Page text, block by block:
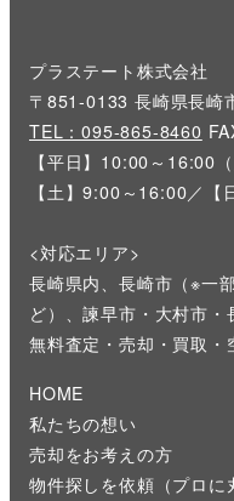
プラステート株式会社
〒851-0133 長崎県長崎
TEL：095-865-8460
【平日】10:00～16:00
【土】9:00～16:00／
<対応エリア>
長崎県内、長崎市（※一
ど）、諫早市・大村市・
無料査定・売却・買取・
HOME
私たちの想い
売却をお考えの方
物件探しを依頼（プロに